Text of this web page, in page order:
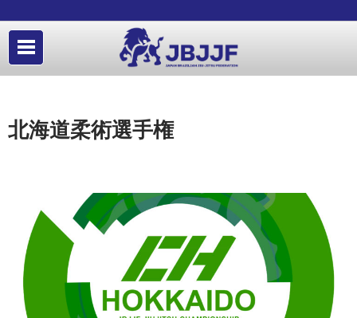
北海道柔術選手権